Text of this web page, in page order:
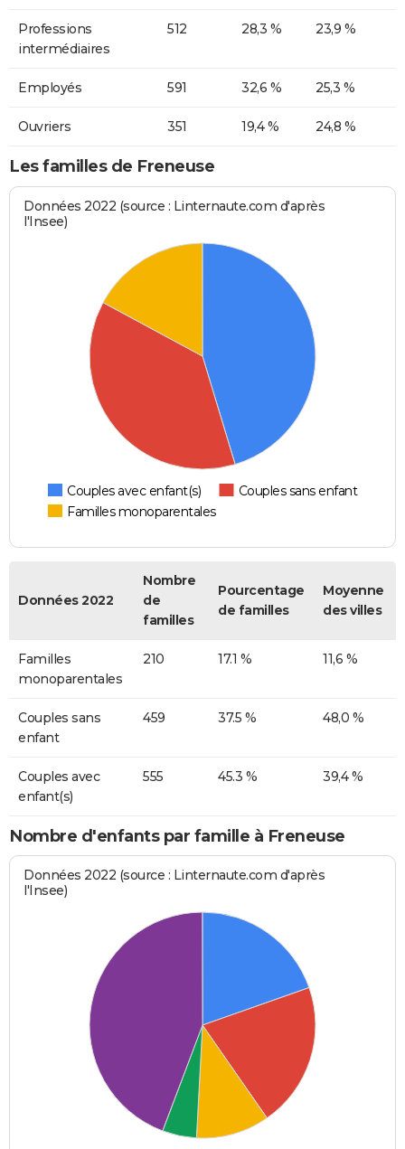
Professions
intermédiaires
512 28,3 % 23,9 %
Employés 591 32,6 % 25,3 %
Ouvriers 351 19,4 % 24,8 %
Les familles de Freneuse
Données 2022 (source : Linternaute.com d'après
l'Insee)
Couples avec enfant(s)
Couples sans enfant
Familles monoparentales
Données 2022
Nombre
de
familles
Pourcentage
de familles
Moyenne
des villes
Familles
monoparentales
210 17.1 % 11,6 %
Couples sans
enfant
459 37.5 % 48,0 %
Couples avec
enfant(s)
555 45.3 % 39,4 %
Nombre d'enfants par famille à Freneuse
Données 2022 (source : Linternaute.com d'après
l'Insee)